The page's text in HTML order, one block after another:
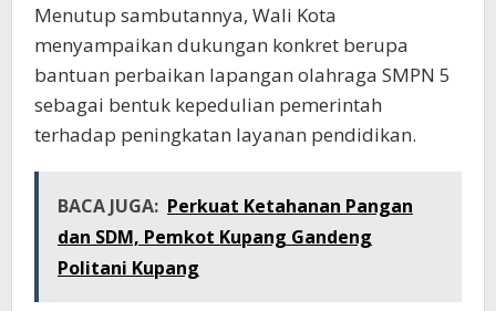
Menutup sambutannya, Wali Kota
menyampaikan dukungan konkret berupa
bantuan perbaikan lapangan olahraga SMPN 5
sebagai bentuk kepedulian pemerintah
terhadap peningkatan layanan pendidikan.
BACA JUGA: Perkuat Ketahanan Pangan
dan SDM, Pemkot Kupang Gandeng
Politani Kupang